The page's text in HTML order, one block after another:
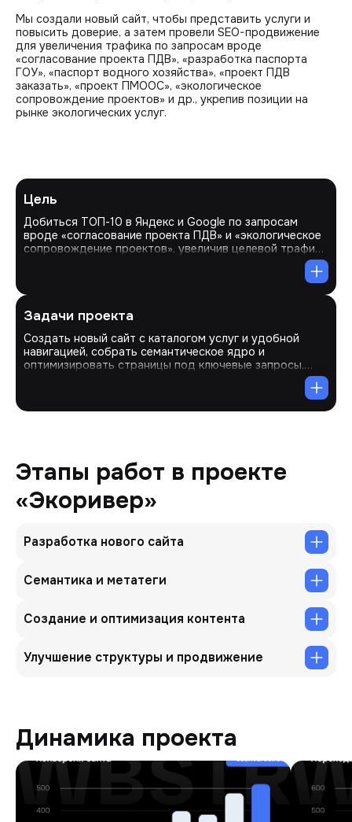
Мы создали новый сайт, чтобы представить услуги и
повысить доверие, а затем провели SEO-продвижение
для увеличения трафика по запросам вроде
«согласование проекта ПДВ», «разработка паспорта
ГОУ», «паспорт водного хозяйства», «проект ПДВ
заказать», «проект ПМООС», «экологическое
сопровождение проектов» и др., укрепив позиции на
рынке экологических услуг.
Цель
Добиться ТОП-10 в Яндекс и Google по запросам
вроде «согласование проекта ПДВ» и «экологическое
сопровождение проектов», увеличив целевой трафик,
Задачи проекта
Создать новый сайт с каталогом услуг и удобной
навигацией, собрать семантическое ядро и
оптимизировать страницы под ключевые запросы,
разработать контент для экспертизы и привлечения
Этапы работ в проекте
«Экоривер»
Разработка нового сайта
Семантика и метатеги
Создание и оптимизация контента
Улучшение структуры и продвижение
Динамика проекта